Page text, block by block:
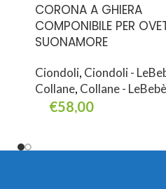
CORONA A GHIERA
COMPONIBILE PER
SUONAMORE
Ciondoli, Ciondoli -
Collane, Collane - LeBebè
€58,00